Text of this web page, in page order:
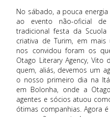
No sábado, a pouca
ao evento não-oficial
tradicional festa da
criativa de Turim, em
nos convidou foram os
Otago Literary Agency,
quem, aliás, devemos um
o nosso primeiro dia na
em Bolonha, onde a
agentes e sócios atuou
ótimas companhias. Agora